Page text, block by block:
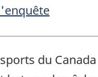
du Canada